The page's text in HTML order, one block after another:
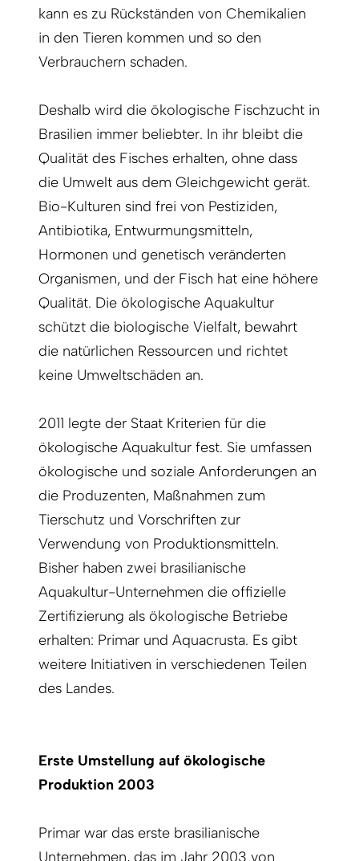
kann es zu Rückständen von Chemikalien
in den Tieren kommen und so den
Verbrauchern schaden.
Deshalb wird die ökologische Fischzucht in
Brasilien immer beliebter. In ihr bleibt die
Qualität des Fisches erhalten, ohne dass
die Umwelt aus dem Gleichgewicht gerät.
Bio-Kulturen sind frei von Pestiziden,
Antibiotika, Entwurmungsmitteln,
Hormonen und genetisch veränderten
Organismen, und der Fisch hat eine höhere
Qualität. Die ökologische Aquakultur
schützt die biologische Vielfalt, bewahrt
die natürlichen Ressourcen und richtet
keine Umweltschäden an.
2011 legte der Staat Kriterien für die
ökologische Aquakultur fest. Sie umfassen
ökologische und soziale Anforderungen an
die Produzenten, Maßnahmen zum
Tierschutz und Vorschriften zur
Verwendung von Produktionsmitteln.
Bisher haben zwei brasilianische
Aquakultur-Unternehmen die offizielle
Zertifizierung als ökologische Betriebe
erhalten: Primar und Aqua­crusta. Es gibt
weitere Initiativen in verschiedenen Teilen
des Landes.
Erste Umstellung auf ökologische
Produktion 2003
Primar war das erste brasilianische
Unternehmen, das im Jahr 2003 von